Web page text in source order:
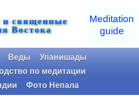
и священные
Востока
Meditation
guide
Веды
Упанишады
по медитации
Фото Непала